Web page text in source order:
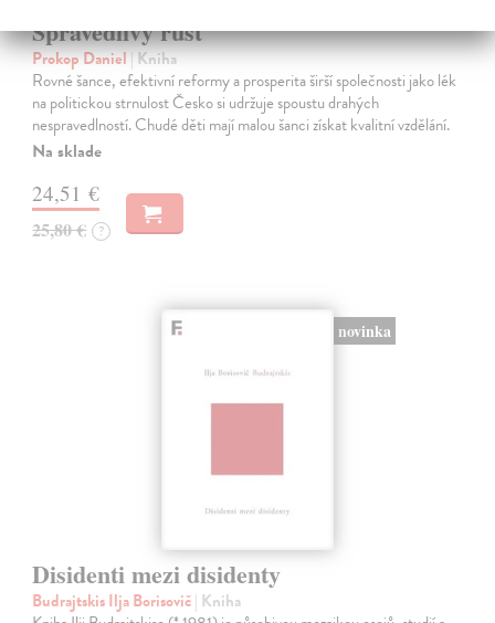
Spravedlivý růst
Prokop Daniel| Kniha
Rovné šance, efektivní reformy a prosperita širší společnosti jako lék
na politickou strnulost Česko si udržuje spoustu drahých
nespravedlností. Chudé děti mají malou šanci získat kvalitní vzdělání.
Na sklade
24,51 €
25,80 € ?
novinka
Disidenti mezi disidenty
Budrajtskis Ilja Borisovič| Kniha